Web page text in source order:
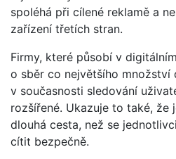
spoléhá při cílené reklamě a
zařízení třetích stran.
Firmy, které působí v
o sběr co největšího množství
v současnosti sledování
rozšířené. Ukazuje to také, že
dlouhá cesta, než se
cítit bezpečně.